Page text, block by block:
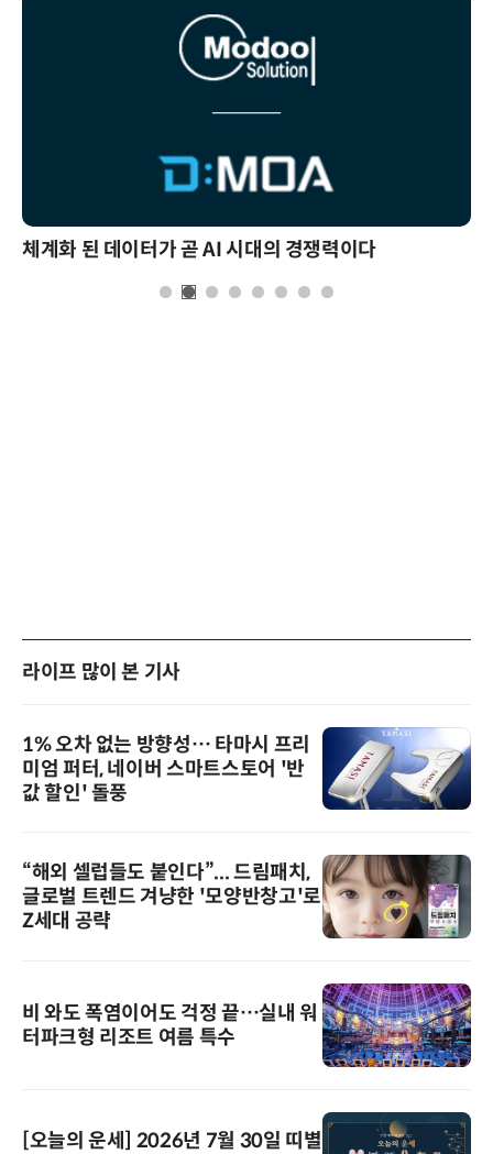
체계화 된 데이터가 곧 AI 시대의 경쟁력이다
라이프 많이 본 기사
1% 오차 없는 방향성… 타마시 프리
미엄 퍼터, 네이버 스마트스토어 '반
값 할인' 돌풍
“해외 셀럽들도 붙인다”... 드림패치,
글로벌 트렌드 겨냥한 '모양반창고'로
Z세대 공략
비 와도 폭염이어도 걱정 끝…실내 워
터파크형 리조트 여름 특수
[오늘의 운세] 2026년 7월 30일 띠별